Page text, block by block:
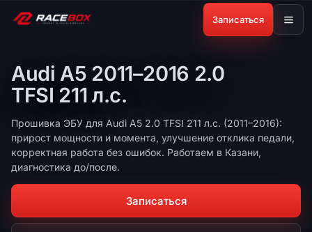
Записаться
Audi A5 2011–2016 2.0
TFSI 211 л.с.
Прошивка ЭБУ для Audi A5 2.0 TFSI 211 л.с. (2011–2016):
прирост мощности и момента, улучшение отклика педали,
корректная работа без ошибок. Работаем в Казани,
диагностика до/после.
Записаться